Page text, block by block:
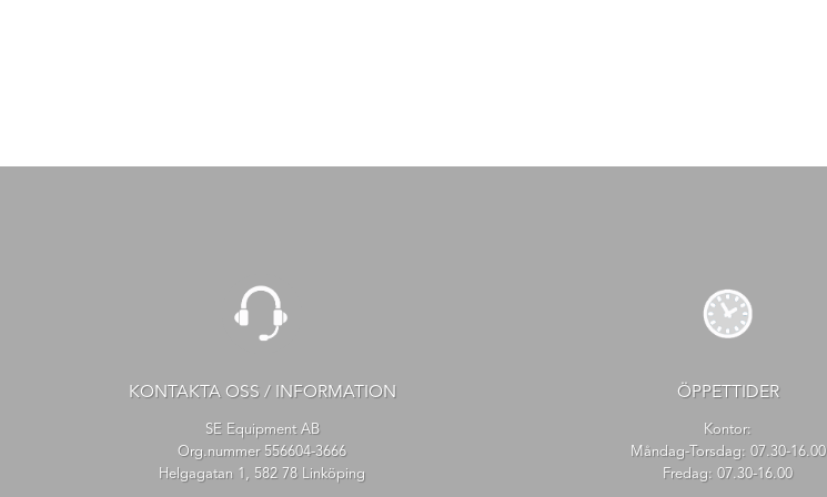
KONTAKTA OSS / INFORMATION
SE Equipment AB
Org.nummer 556604-3666
Helgagatan 1, 582 78 Linköping
ÖPPETTIDER
Kontor:
Måndag-Torsdag: 07.30-16.00
Fredag: 07.30-16.00